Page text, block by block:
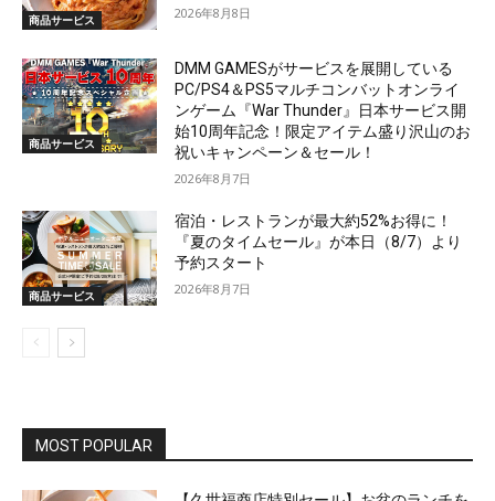
商品サービス 2026年8月8日
商品サービス
DMM GAMESがサービスを展開している
PC/PS4＆PS5マルチコンバットオンライ
ンゲーム『War Thunder』日本サービス開
始10周年記念！限定アイテム盛り沢山のお
祝いキャンペーン＆セール！
2026年8月7日
商品サービス
宿泊・レストランが最大約52%お得に！
『夏のタイムセール』が本日（8/7）より
予約スタート
2026年8月7日
MOST POPULAR